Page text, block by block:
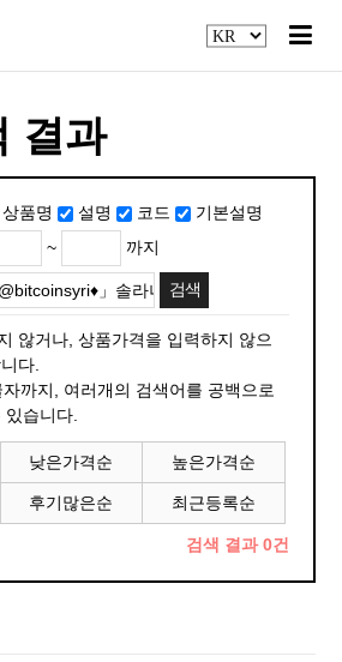
결과
상품명 설명 코드
기본설명
~ 까지
않거나, 상품가격을 입력하지 않으
다.
까지, 여러개의 검색어를 공백으로
있습니다.
낮은가격순 높은가격순
후기많은순 최근등록순
검색 결과0건